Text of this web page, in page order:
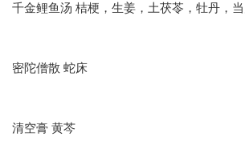
千金鲤鱼汤 桔梗，生姜，土茯苓，牡丹，
密陀僧散 蛇床
清空膏 黄芩